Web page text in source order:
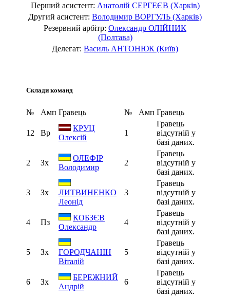
Перший асистент: Анатолій СЕРГЕЄВ (Харків)
Другий асистент: Володимир ВОРГУЛЬ (Харків)
Резервний арбітр: Олександр ОЛІЙНИК
(Полтава)
Делегат: Василь АНТОНЮК (Київ)
Склади команд
№ Амп Гравець № Амп Гравець
12 Вр
КРУЦ
Олексій
1
Гравець
відсутній у
базі даних.
2 Зх
ОЛЕФІР
Володимир
2
Гравець
відсутній у
базі даних.
3 Зх
ЛИТВИНЕНКО
Леонід
3
Гравець
відсутній у
базі даних.
4 Пз
КОБЗЄВ
Олександр
4
Гравець
відсутній у
базі даних.
5 Зх
ГОРОДЧАНІН
Віталій
5
Гравець
відсутній у
базі даних.
6 Зх
БЕРЕЖНИЙ
Андрій
6
Гравець
відсутній у
базі даних.